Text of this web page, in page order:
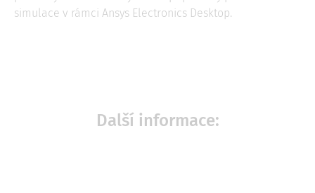
simulace v rámci Ansys Electronics Desktop.
Další informace: